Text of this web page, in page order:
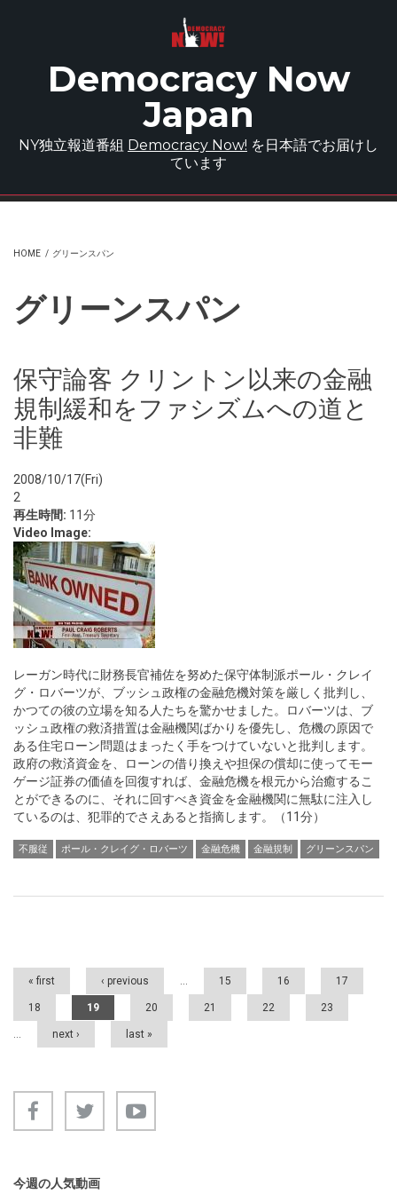
Democracy Now
Japan
NY独立報道番組 Democracy Now! を日本語でお届けし
ています
HOME / グリーンスパン
グリーンスパン
保守論客 クリントン以来の金融
規制緩和をファシズムへの道と
非難
2008/10/17(Fri)
2
再生時間: 11分
Video Image:
レーガン時代に財務長官補佐を努めた保守体制派ポール・クレイ
グ・ロバーツが、ブッシュ政権の金融危機対策を厳しく批判し、
かつての彼の立場を知る人たちを驚かせました。ロバーツは、ブ
ッシュ政権の救済措置は金融機関ばかりを優先し、危機の原因で
ある住宅ローン問題はまったく手をつけていないと批判します。
政府の救済資金を、ローンの借り換えや担保の償却に使ってモー
ゲージ証券の価値を回復すれば、金融危機を根元から治癒するこ
とができるのに、それに回すべき資金を金融機関に無駄に注入し
ているのは、犯罪的でさえあると指摘します。（11分）
不服従 ポール・クレイグ・ロバーツ 金融危機 金融規制 グリーンスパン
Pages
« first ‹ previous … 15 16 17
18 19 20 21 22 23
… next › last »
今週の人気動画